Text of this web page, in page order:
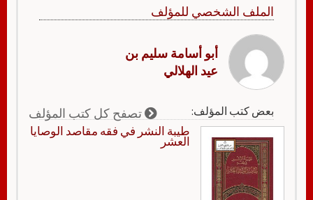
الملف الشخصي للمؤلف
أبو أسامة سليم بن
عيد الهلالي
بعض كتب المؤلف: تصفح كل كتب المؤلف
طيبة النشر في فقه مقاصد الوصايا
العشر